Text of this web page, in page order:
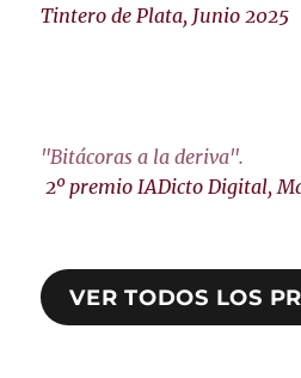
Tintero de Plata, Junio 2025
"Bitácoras a la deriva".
2º premio IADicto Digital,
VER TODOS LOS